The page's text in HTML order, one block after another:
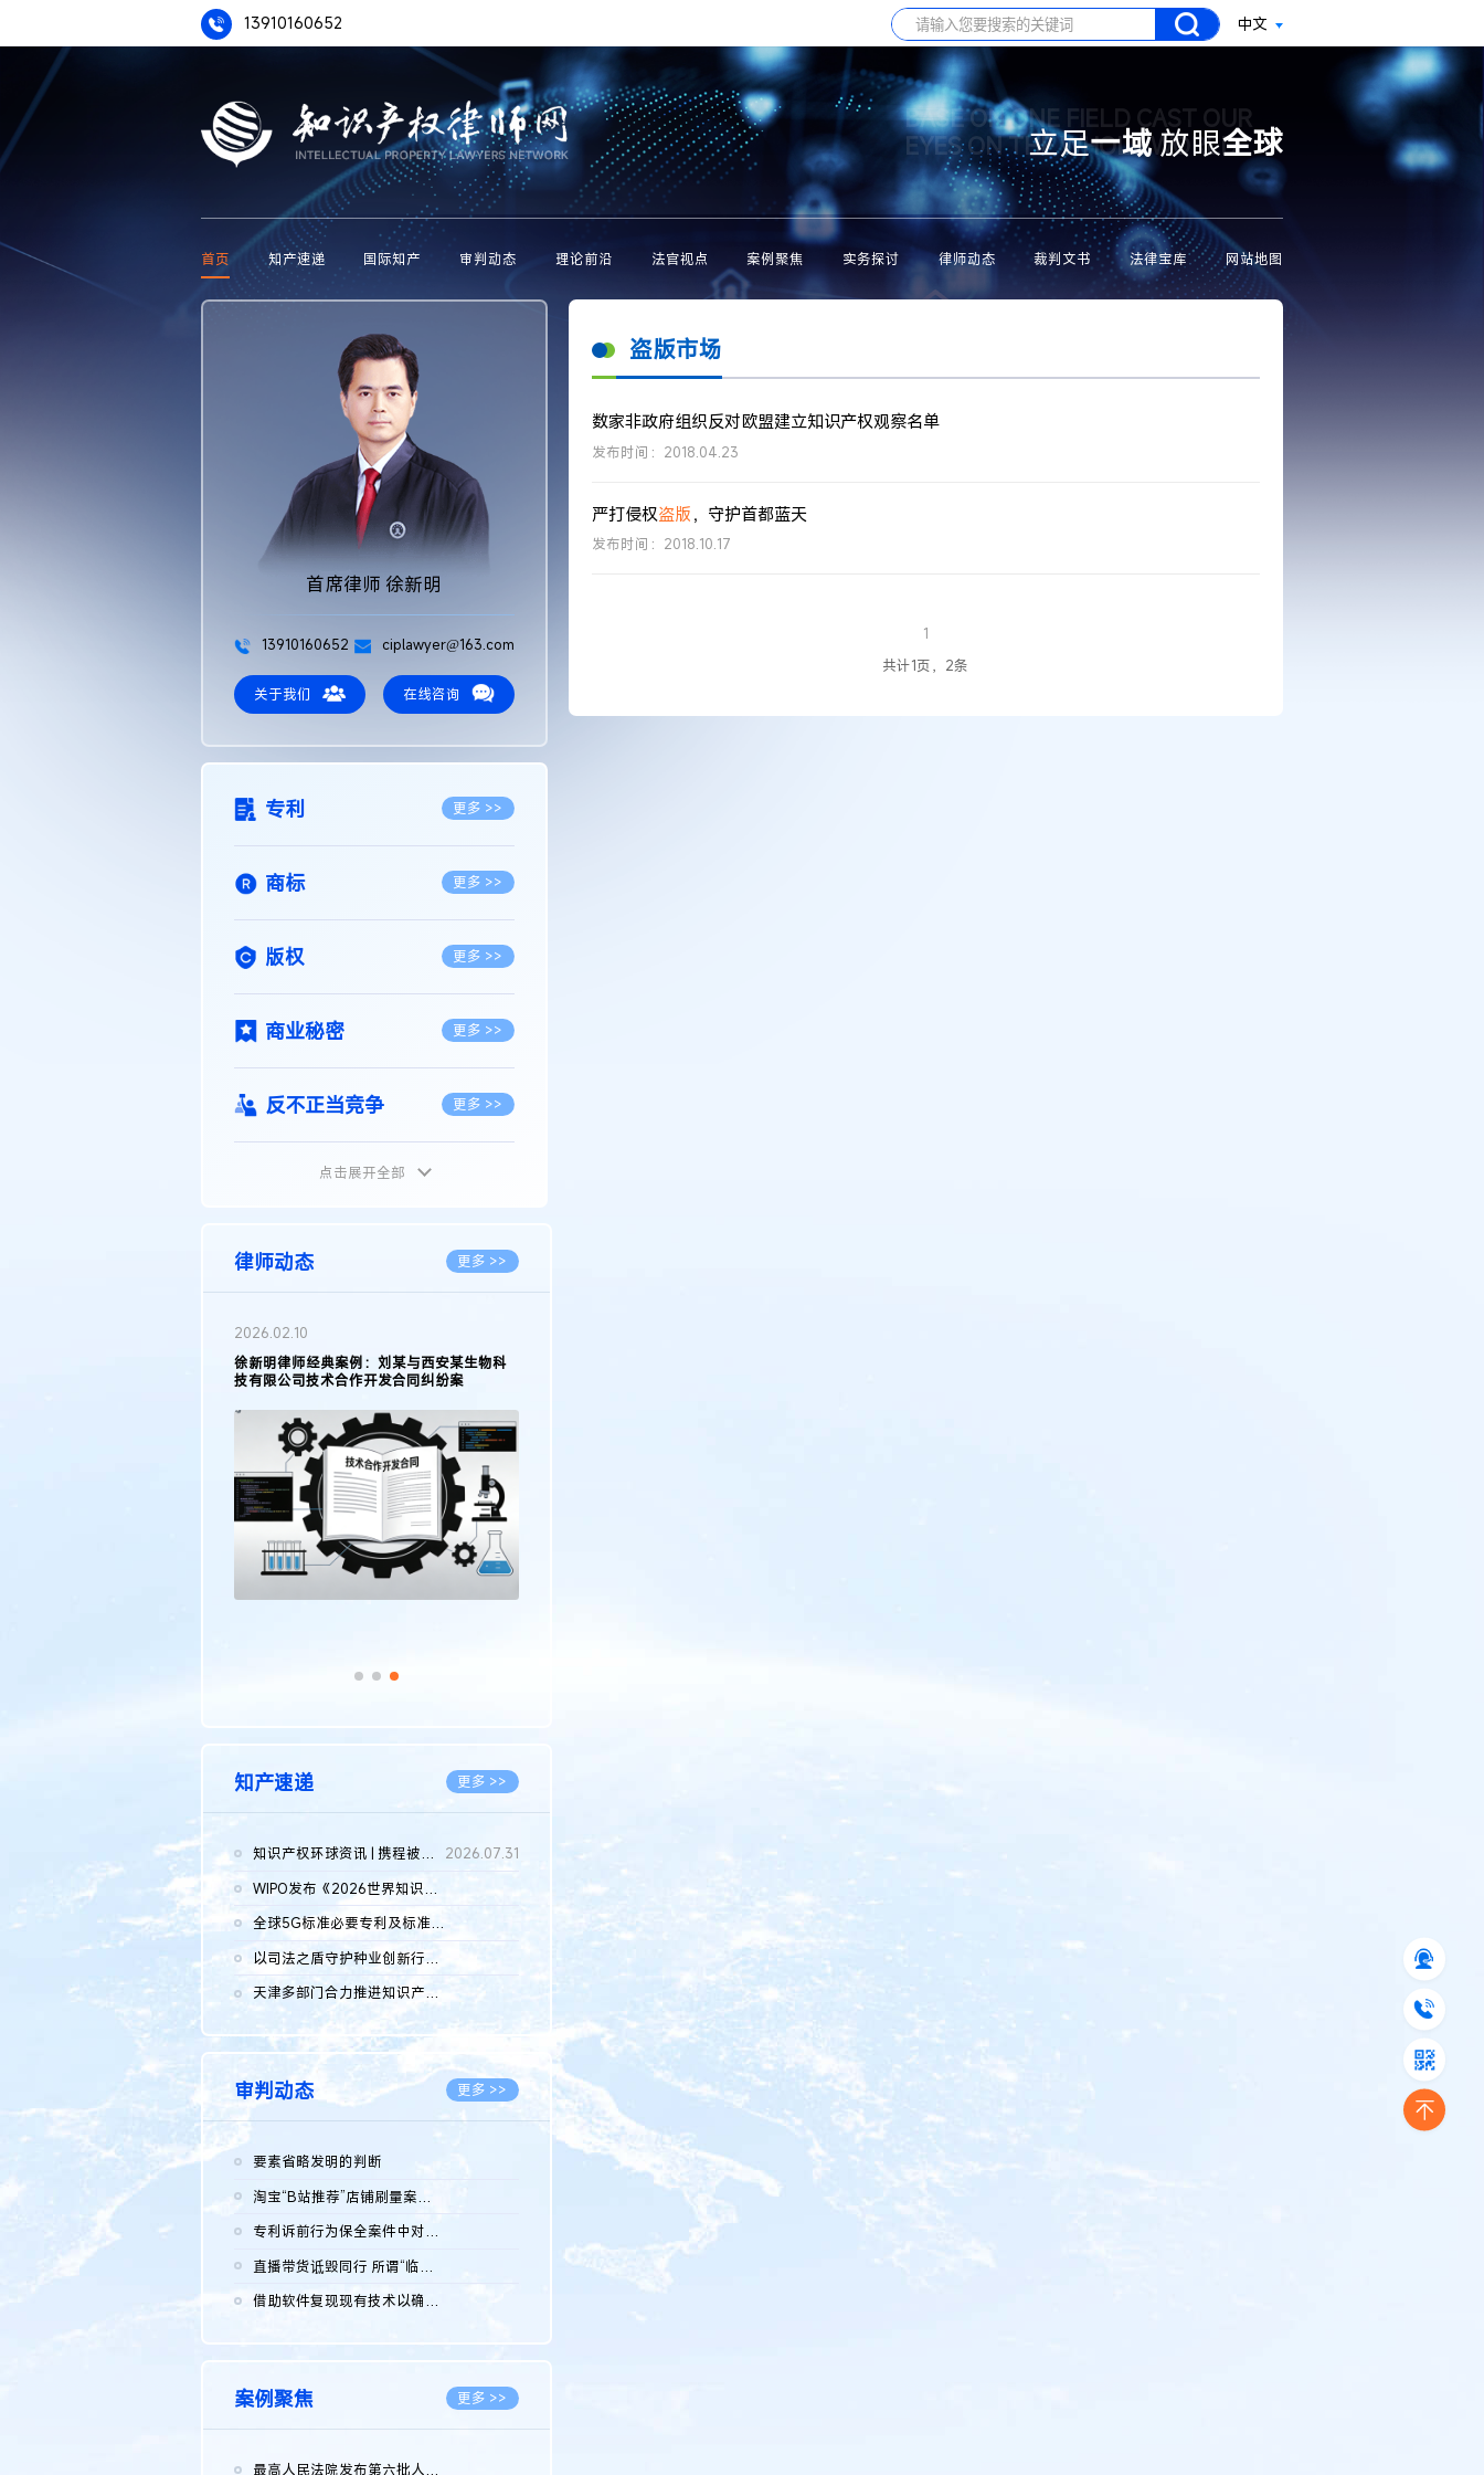
13910160652 中文
BASE ON ONE FIELD CAST OUR
EYES ON THE WHOLE WORLD
立足一域放眼全球
首页 知产速递 国际知产 审判动态 理论前沿 法官视点 案例聚焦 实务探讨 律师动态 裁判文书 法律宝库 网站地图
首席律师 徐新明
13910160652 ciplawyer@163.com
关于我们 在线咨询
专利 更多 >>
商标 更多 >>
版权 更多 >>
商业秘密 更多 >>
反不正当竞争 更多 >>
植物新品种
地理标志 更多 >>
集成电路布图设计
传统文化 更多 >>
点击展开全部
律师动态 更多 >>
2026.02.10
徐新明律师经典案例：刘某与西安某生物科
技有限公司技术合作开发合同纠纷案
知产速递 更多 >>
知识产权环球资讯 | 携程被市监总局罚51.79亿；瑞幸泰国商标案上...
2026.07.31
WIPO发布《2026世界知识产权报告》 含报告全文
全球5G标准必要专利及标准提案研究报告（2026年）全文发布
以司法之盾守护种业创新行稳致远
2026.08.05
天津多部门合力推进知识产权保护工作
2026.08.05
审判动态 更多 >>
要素省略发明的判断
淘宝“B站推荐”店铺刷量案维持原判，两被告连带赔偿150万元
专利诉前行为保全案件中对仿制药申请人曾作出三类声明的考量及违...
直播带货诋毁同行 所谓“临场发挥”不免责
借助软件复现现有技术以确认相关参数特征是否被公开
案例聚焦 更多 >>
最高人民法院发布第六批人民法院种业知识产权司法保护典型案例 含...
盗版市场
数家非政府组织反对欧盟建立知识产权观察名单
发布时间：2018.04.23
严打侵权盗版 ，守护首都蓝天
发布时间：2018.10.17
1
共计1页，2条